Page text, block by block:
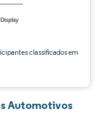
classificados em
Automotivos